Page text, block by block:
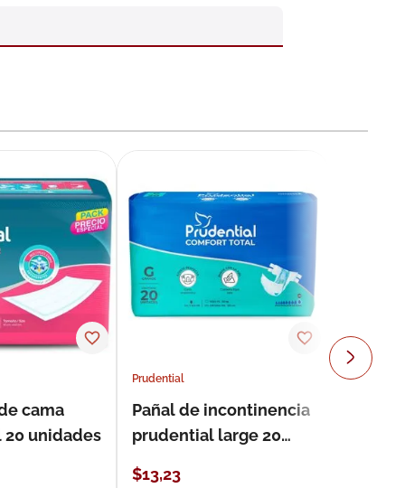
cama
unidades
Prudential
Pañal de incontinencia
prudential large 20
$13,23